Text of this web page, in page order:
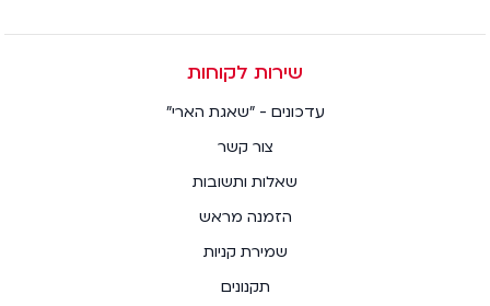
שירות לקוחות
עדכונים - "שאגת הארי"
צור קשר
שאלות ותשובות
הזמנה מראש
שמירת קניות
תקנונים